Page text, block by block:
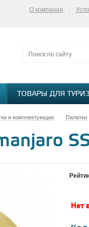
О компании
ТОВАРЫ ДЛЯ
и комплектующие Палатки
Нет